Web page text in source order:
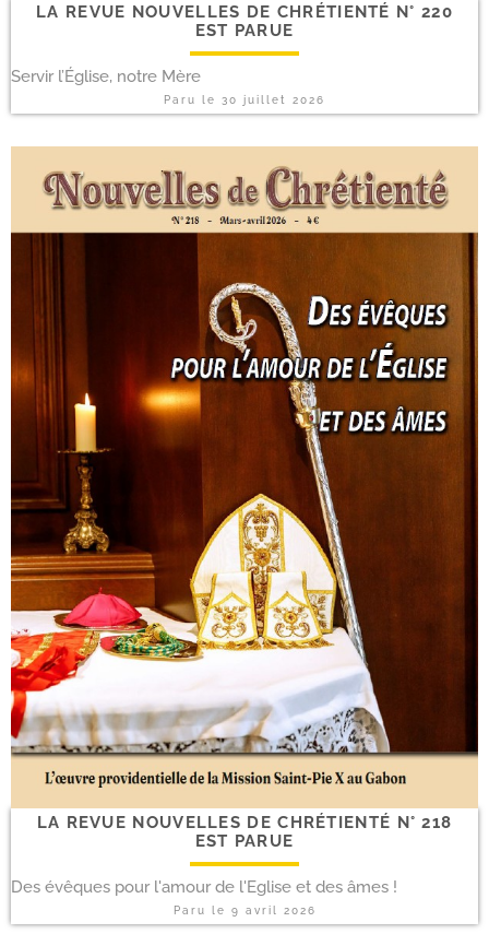
LA REVUE NOUVELLES DE CHRÉTIENTÉ N° 220
EST PARUE
Servir l’Église, notre Mère
Paru le 30 juillet 2026
LA REVUE NOUVELLES DE CHRÉTIENTÉ N° 218
EST PARUE
Des évêques pour l'amour de l'Eglise et des âmes !
Paru le 9 avril 2026